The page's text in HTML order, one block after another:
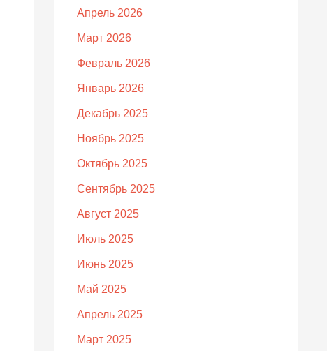
Апрель 2026
Март 2026
Февраль 2026
Январь 2026
Декабрь 2025
Ноябрь 2025
Октябрь 2025
Сентябрь 2025
Август 2025
Июль 2025
Июнь 2025
Май 2025
Апрель 2025
Март 2025